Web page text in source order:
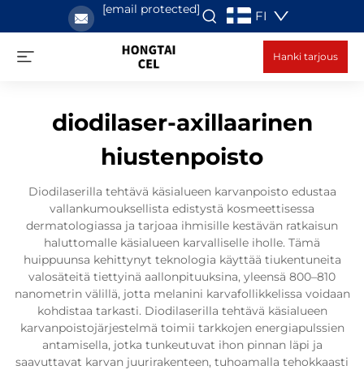
[email protected] FI
Hanki tarjous
diodilaser-axillaarinen
hiustenpoisto
Diodilaserilla tehtävä käsialueen karvanpoisto edustaa
vallankumouksellista edistystä kosmeettisessa
dermatologiassa ja tarjoaa ihmisille kestävän ratkaisun
haluttomalle käsialueen karvalliselle iholle. Tämä
huippuunsa kehittynyt teknologia käyttää tiukentuneita
valosäteitä tiettyinä aallonpituuksina, yleensä 800–810
nanometrin välillä, jotta melanini karvafollikkelissa voidaan
kohdistaa tarkasti. Diodilaserilla tehtävä käsialueen
karvanpoistojärjestelmä toimii tarkkojen energiapulssien
antamisella, jotka tunkeutuvat ihon pinnan läpi ja
saavuttavat karvan juurirakenteen, tuhoamalla tehokkaasti